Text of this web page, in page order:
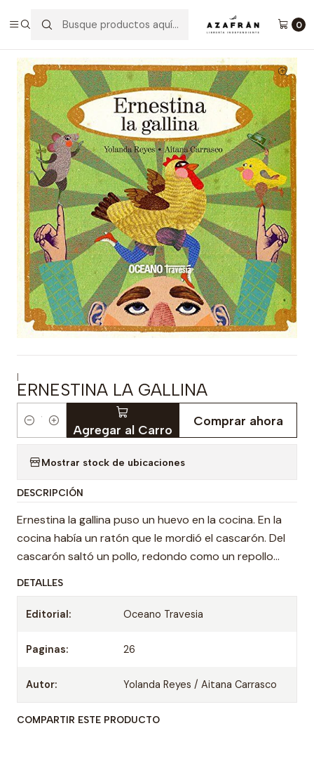
0
Ernestina La Gallina
|
ERNESTINA LA GALLINA
Cantidad Agregar al Carro
Comprar ahora
Mostrar stock de ubicaciones
DESCRIPCIÓN
Ernestina la gallina puso un huevo en la cocina. En la
cocina había un ratón que le mordió el cascarón. Del
cascarón saltó un pollo, redondo como un repollo...
DETALLES
Editorial: Oceano Travesia
Paginas: 26
Autor: Yolanda Reyes / Aitana Carrasco
COMPARTIR ESTE PRODUCTO